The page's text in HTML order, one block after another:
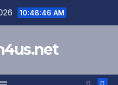
10:48:47 AM